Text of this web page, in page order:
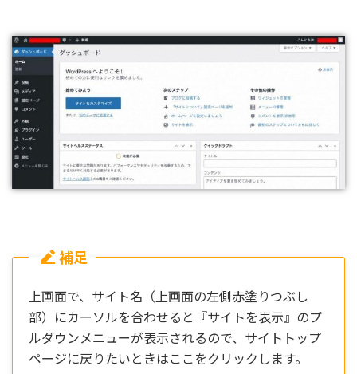
補足
上画面で、サイト名（上画面の左側赤塗りつぶし
部）にカーソルを合わせると『サイトを表示』のプ
ルダウンメニューが表示されるので、サイトトップ
ページに戻りたいときはここをクリックします。